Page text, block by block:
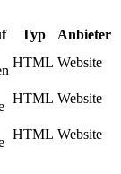
Typ
Anbieter
HTML Website
HTML Website
HTML Website